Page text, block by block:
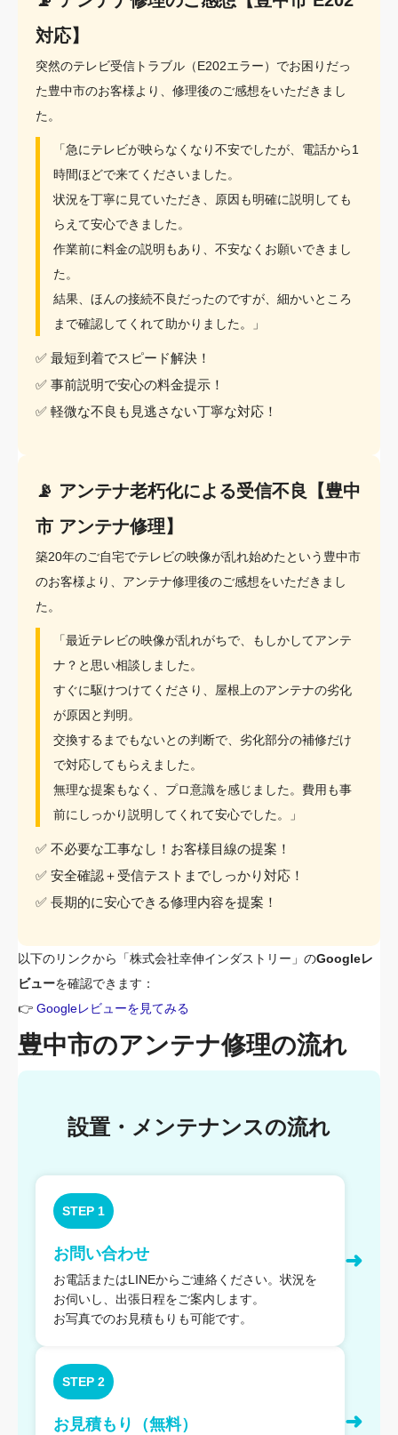
対応】
突然のテレビ受信トラブル（E202エラー）でお困りだっ
た豊中市のお客様より、修理後のご感想をいただきまし
た。
「急にテレビが映らなくなり不安でしたが、電話から1
時間ほどで来てくださいました。
状況を丁寧に見ていただき、原因も明確に説明しても
らえて安心できました。
作業前に料金の説明もあり、不安なくお願いできまし
た。
結果、ほんの接続不良だったのですが、細かいところ
まで確認してくれて助かりました。」
✅ 最短到着でスピード解決！
✅ 事前説明で安心の料金提示！
✅ 軽微な不良も見逃さない丁寧な対応！
📡 アンテナ老朽化による受信不良【豊中
市 アンテナ修理】
築20年のご自宅でテレビの映像が乱れ始めたという豊中市
のお客様より、アンテナ修理後のご感想をいただきまし
た。
「最近テレビの映像が乱れがちで、もしかしてアンテ
ナ？と思い相談しました。
すぐに駆けつけてくださり、屋根上のアンテナの劣化
が原因と判明。
交換するまでもないとの判断で、劣化部分の補修だけ
で対応してもらえました。
無理な提案もなく、プロ意識を感じました。費用も事
前にしっかり説明してくれて安心でした。」
✅ 不必要な工事なし！お客様目線の提案！
✅ 安全確認＋受信テストまでしっかり対応！
✅ 長期的に安心できる修理内容を提案！
以下のリンクから「株式会社幸伸インダストリー」のGoogleレ
ビューを確認できます：
👉 Googleレビューを見てみる
豊中市のアンテナ修理の流れ
設置・メンテナンスの流れ
STEP 1
お問い合わせ
お電話またはLINEからご連絡ください。状況を
お伺いし、出張日程をご案内します。
お写真でのお見積もりも可能です。
➜
STEP 2
お見積もり（無料） ➜